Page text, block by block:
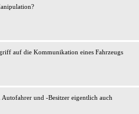
auf die Kommunikation eines Fahrzeugs
und -Besitzer eigentlich auch